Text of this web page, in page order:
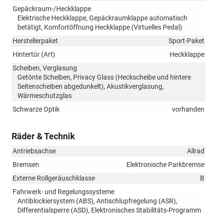
Gepäckraum-/Heckklappe
Elektrische Heckklappe, Gepäckraumklappe automatisch
betätigt, Komfortöffnung Heckklappe (Virtuelles Pedal)
Herstellerpaket
Sport-Paket
Hintertür (Art)
Heckklappe
Scheiben, Verglasung
Getönte Scheiben, Privacy Glass (Heckscheibe und hintere
Seitenscheiben abgedunkelt), Akustikverglasung,
Wärmeschutzglas
Schwarze Optik
vorhanden
Räder & Technik
Antriebsachse
Allrad
Bremsen
Elektronische Parkbremse
Externe Rollgeräuschklasse
B
Fahrwerk- und Regelungssysteme
Antiblockiersystem (ABS), Antischlupfregelung (ASR),
Differentialsperre (ASD), Elektronisches Stabilitäts-Programm